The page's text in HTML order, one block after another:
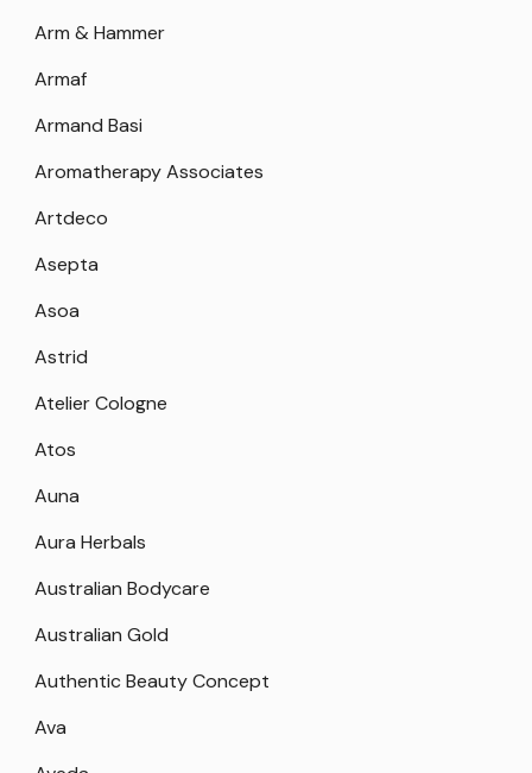
Arm & Hammer
Armaf
Armand Basi
Aromatherapy Associates
Artdeco
Asepta
Asoa
Astrid
Atelier Cologne
Atos
Auna
Aura Herbals
Australian Bodycare
Australian Gold
Authentic Beauty Concept
Ava